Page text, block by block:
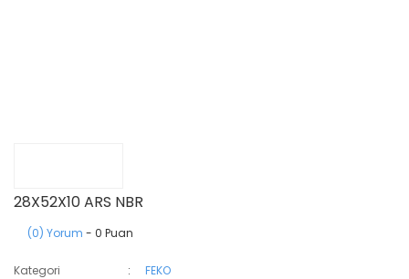
28X52X10 ARS NBR
(0) Yorum - 0 Puan
Kategori
FEKO